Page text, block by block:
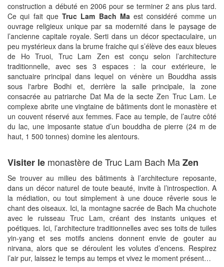
construction a débuté en 2006 pour se terminer 2 ans plus tard.
Ce qui fait queTruc Lam Bach Ma est considéré comme un
ouvrage religieux unique par sa modernité dans le paysage de
l’ancienne capitale royale. Serti dans un décor spectaculaire, un
peu mystérieux dans la brume fraiche qui s’élève des eaux bleues
de Ho Truoi, Truc Lam Zen est conçu selon l’architecture
traditionnelle, avec ses 3 espaces : la cour extérieure, le
sanctuaire principal dans lequel on vénère un Bouddha assis
sous l'arbre Bodhi et, derrière la salle principale, la zone
consacrée au patriarche Dat Ma de la secte Zen Truc Lam. Le
complexe abrite une vingtaine de bâtiments dont le monastère et
un couvent réservé aux femmes. Face au temple, de l’autre côté
du lac, une imposante statue d’un bouddha de pierre (24 m de
haut, 1 500 tonnes) domine les alentours.
Visiter le monastère de Truc Lam Bach MaZen
Se trouver au milieu des bâtiments à l’architecture reposante,
dans un décor naturel de toute beauté, invite à l’introspection. A
la médiation, ou tout simplement à une douce rêverie sous le
chant des oiseaux. Ici, la montagne sacrée de Bach Ma chuchote
avec le ruisseau Truc Lam, créant des instants uniques et
poétiques. Ici, l’architecture traditionnelles avec ses toits de tuiles
yin-yang et ses motifs anciens donnent envie de gouter au
nirvana, alors que se déroulent les volutes d’encens. Respirez
l’air pur, laissez le temps au temps et vivez le moment présent…